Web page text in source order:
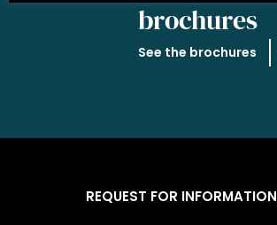
brochures
See the brochures
REQUEST FOR INFORMATION